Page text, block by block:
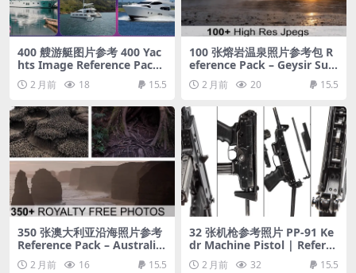
400 艘游艇图片参考 400 Yac
hts Image Reference Pack
– Vol 1
2 月前 18 15.5
100 张熔岩温泉照片参考包 R
eference Pack – Geysir Sun
rise2 月前 20 15.5
350 张澳大利亚沿海照片参考
Reference Pack – Australia
– Part 01
2 月前 16 15.5
32 张机枪参考照片 PP-91 Ke
dr Machine Pistol | Refere
nce Pack
2 月前 32 15.5